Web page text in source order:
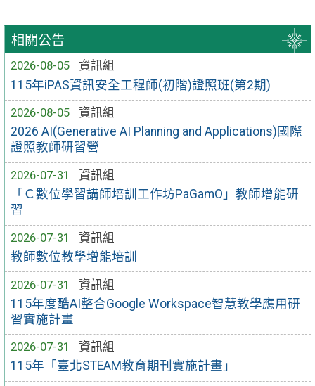
相關公告
2026-08-05
資訊組
115年iPAS資訊安全工程師(初階)證照班(第2期)
2026-08-05
資訊組
2026 AI(Generative AI Planning and Applications)國際
證照教師研習營
2026-07-31
資訊組
「Ｃ數位學習講師培訓工作坊PaGamO」教師增能研
習
2026-07-31
資訊組
教師數位教學增能培訓
2026-07-31
資訊組
115年度酷AI整合Google Workspace智慧教學應用研
習實施計畫
2026-07-31
資訊組
115年「臺北STEAM教育期刊實施計畫」